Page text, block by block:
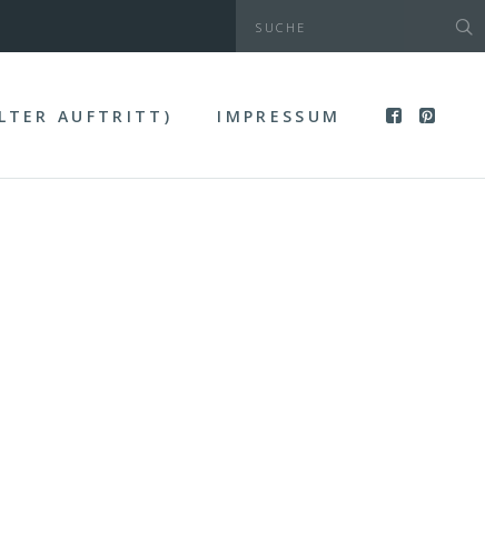
AUFTRITT) IMPRESSUM